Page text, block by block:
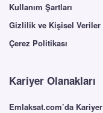
Kullanım Şartları
Gizlilik ve Kişisel Veriler
Çerez Politikası
Kariyer Olanakları
Emlaksat.com’da Kariyer